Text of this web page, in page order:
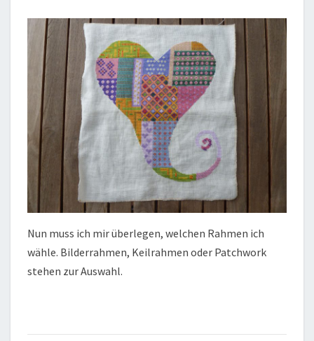
Nun muss ich mir überlegen, welchen Rahmen ich
wähle. Bilderrahmen, Keilrahmen oder Patchwork
stehen zur Auswahl.